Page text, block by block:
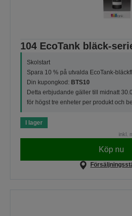
104 EcoTank bläck-
Skolstart
Spara 10 % på utvalda EcoTank-
Din kupongkod: BTS10
Detta erbjudande gäller till midnatt
för högst tre enheter per produkt och
I lager
inkl.
Köp nu